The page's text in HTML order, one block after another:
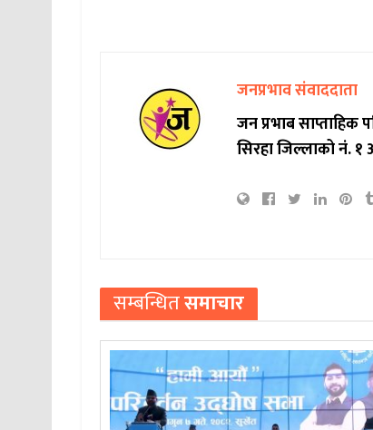
जनप्रभाव संवाददाता
जन प्रभाब साप्ताहिक
सिरहा जिल्लाको नं.
सम्बन्धितसमाचार